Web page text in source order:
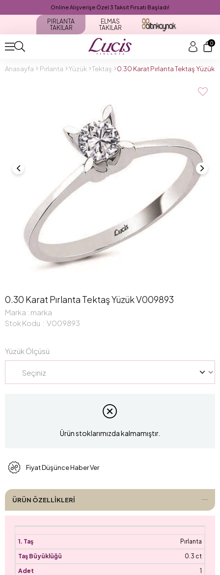
Online Alışverişe Özel 3 Taksit Fırsatı Başladı!
PIRLANTA
TAKILAR
ELMAS
TAKILAR
0
Anasayfa Pırlanta Yüzük Tektaş 0.30 Karat Pırlanta Tektaş Yüzük
0.30 Karat Pırlanta Tektaş Yüzük V009893
Marka : marka
Stok Kodu
V009893
Yüzük Ölçüsü
Ürün stoklarımızda kalmamıştır.
Fiyat Düşünce Haber Ver
ÜRÜN ÖZELLIKLERI
Pırlanta
0.3 ct
1